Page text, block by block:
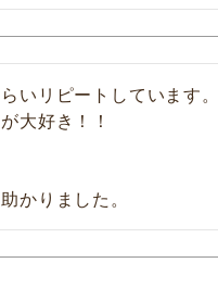
いリピートしています。
大好き！！